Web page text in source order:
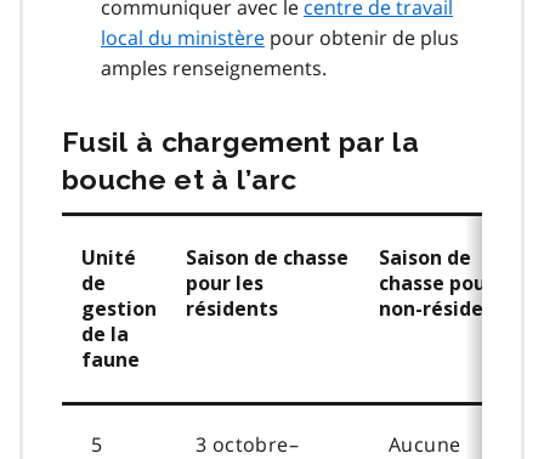
communiquer avec le centre de travail
local du ministère pour obtenir de plus
amples renseignements.
Fusil à chargement par la
bouche et à l’arc
Unité
de
gestion
de la
faune
Saison de chasse
pour les
résidents
Saison de
chasse pour les
non-résidents
5
3 octobre–
Aucune